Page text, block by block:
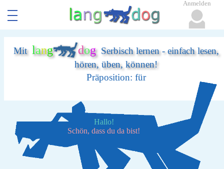
Mit lang dogSerbisch lernen - einfach lesen,
hören, üben, können!
Präposition: für
Hallo!
Schön, dass du da bist!
Anmelden